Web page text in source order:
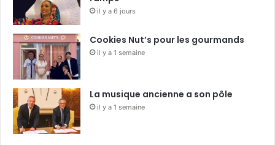
il y a 6 jours
Cookies Nut’s pour les gourmands
il y a 1 semaine
La musique ancienne a son pôle
il y a 1 semaine